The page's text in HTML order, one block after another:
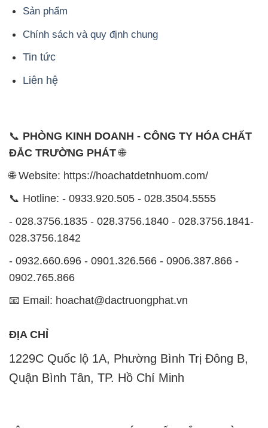
Liên hệ
📞
PHÒNG KINH DOANH - CÔNG TY HÓA CHẤT
ĐẮC TRƯỜNG PHÁT
- 028.3756.1835 - 028.3756.1840 - 028.3756.1841-
0902.765.866
📧 Email: hoachat@dactruongphat.vn
ĐỊA CHỈ
1229C Quốc lộ 1A, Phường Bình Trị Đông B,
Quận Bình Tân, TP. Hồ Chí Minh
CÔNG TY XNK TM SX HÓA CHẤT ĐẮC TRƯỜNG
PHÁT